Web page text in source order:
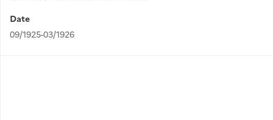
Date
09/1925-03/1926